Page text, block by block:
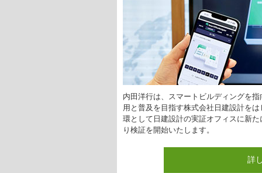
内田洋行は、スマートビルディングを
用と普及を目指す株式会社日建設計を
環として日建設計の実証オフィスに新
り検証を開始いたします。
詳